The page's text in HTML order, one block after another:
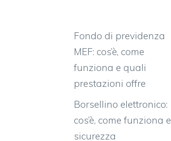
Fondo di previdenza
MEF: cos’è, come
funziona e quali
prestazioni offre
Borsellino elettronico:
cos’è, come funziona e
sicurezza